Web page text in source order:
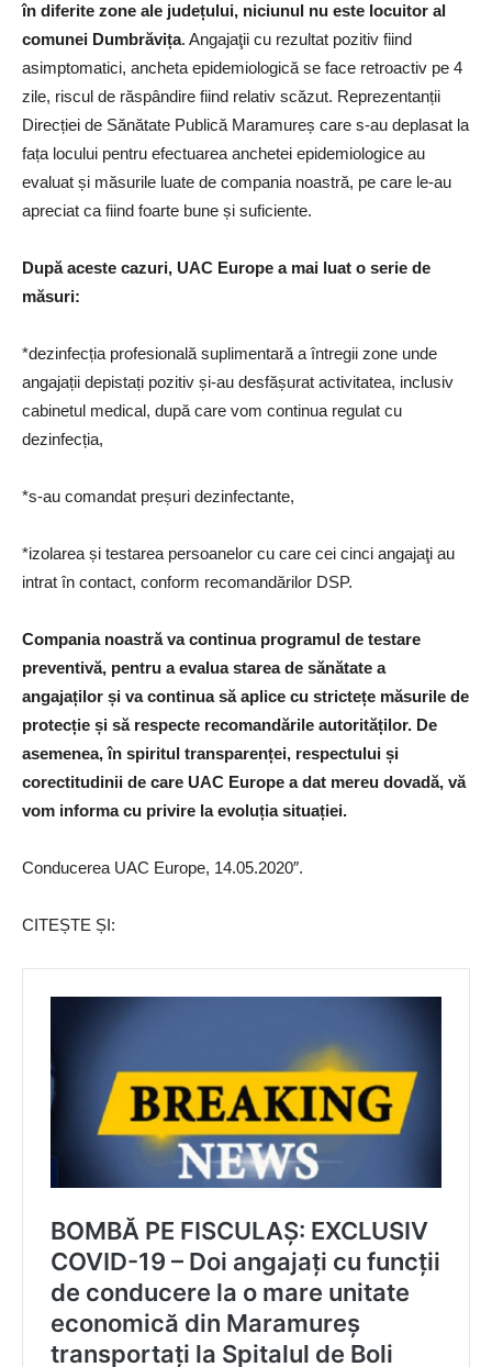
în diferite zone ale județului, niciunul nu este locuitor al
comunei Dumbrăvița. Angajaţii cu rezultat pozitiv fiind
asimptomatici, ancheta epidemiologică se face retroactiv pe 4
zile, riscul de răspândire fiind relativ scăzut. Reprezentanții
Direcției de Sănătate Publică Maramureș care s-au deplasat la
fața locului pentru efectuarea anchetei epidemiologice au
evaluat și măsurile luate de compania noastră, pe care le-au
apreciat ca fiind foarte bune și suficiente.
După aceste cazuri, UAC Europe a mai luat o serie de
măsuri:
*dezinfecția profesională suplimentară a întregii zone unde
angajații depistați pozitiv și-au desfășurat activitatea, inclusiv
cabinetul medical, după care vom continua regulat cu
dezinfecția,
*s-au comandat preșuri dezinfectante,
*izolarea și testarea persoanelor cu care cei cinci angajaţi au
intrat în contact, conform recomandărilor DSP.
Compania noastră va continua programul de testare
preventivă, pentru a evalua starea de sănătate a
angajaților și va continua să aplice cu strictețe măsurile de
protecție și să respecte recomandările autorităților. De
asemenea, în spiritul transparenței, respectului și
corectitudinii de care UAC Europe a dat mereu dovadă, vă
vom informa cu privire la evoluția situației.
Conducerea UAC Europe, 14.05.2020″.
CITEȘTE ȘI: